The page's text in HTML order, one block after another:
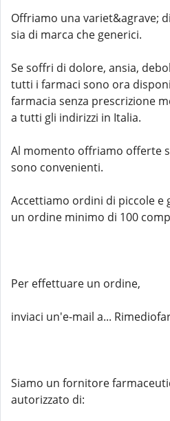
Offriamo una variet&agrave;
sia di marca che generici.
Se soffri di dolore, ansia,
tutti i farmaci sono ora
farmacia senza prescrizione
a tutti gli indirizzi in Italia.
Al momento offriamo offerte
sono convenienti.
Accettiamo ordini di piccole e
un ordine minimo di 100
Per effettuare un ordine,
inviaci un'e-mail a...
Siamo un fornitore
autorizzato di: